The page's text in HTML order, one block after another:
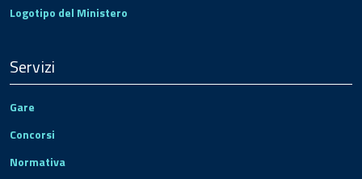
Logotipo del Ministero
Servizi
Gare
Concorsi
Normativa